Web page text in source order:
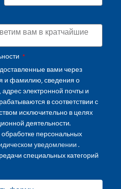
вами через
и фамилию, сведения о
электронной почты и
в соответствии с
исключительно в целях
деятельности.
персональных
уведомлении.
специальных категорий